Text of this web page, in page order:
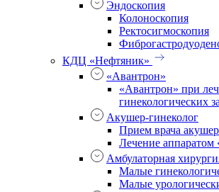
Эндоскопия
Колоноскопия
Ректосигмоскопия
КДЦ «Нефтяник»
«Авантрон»
«Авантрон» при
гинекологических
Акушер-гинеколог
Прием врача
Лечение
Амбулаторная
Малые
Малые